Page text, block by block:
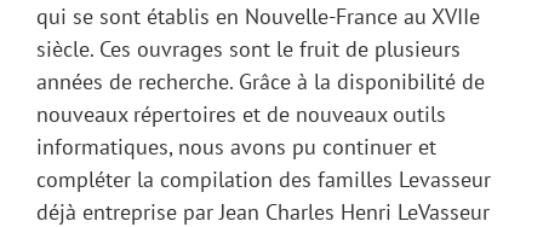
qui se sont établis en Nouvelle-France au XVIIe
siècle. Ces ouvrages sont le fruit de plusieurs
années de recherche. Grâce à la disponibilité de
nouveaux répertoires et de nouveaux outils
informatiques, nous avons pu continuer et
compléter la compilation des familles Levasseur
déjà entreprise par Jean Charles Henri LeVasseur